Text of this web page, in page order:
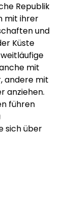
Republik
mit ihrer
und
Küste
mit
andere mit
anziehen.
führen
sich über